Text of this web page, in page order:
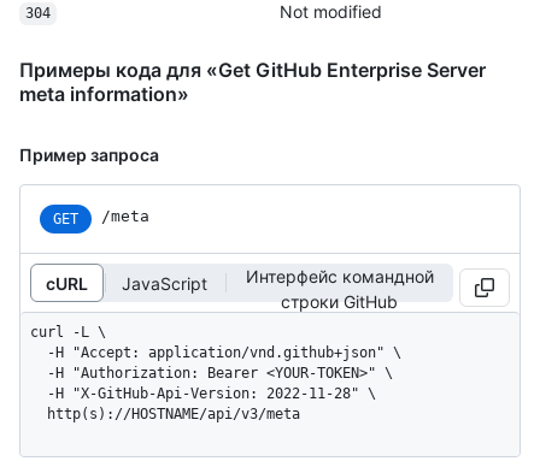
304 Not modified
Примеры кода для «Get GitHub Enterprise Server
meta information»
Пример запроса
GET /meta
cURL JavaScript
Интерфейс командной
строки GitHub
curl -L \
  http(s)://HOSTNAME/api/v3/meta